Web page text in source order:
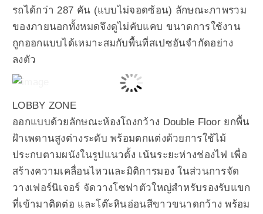
รถได้กว่า 287 คัน (แบบไม่จอดซ้อน) ลักษณะภาพรวม
ของภายนอกทั้งหมดจึงดูไม่คับแคบ ขนาดการใช้งาน
ถูกออกแบบได้เหมาะสมกับพื้นที่สเปซอันจำกัดอย่าง
ลงตัว
LOBBY ZONE
ออกแบบด้วยลักษณะห้องโถงกว้าง Double Floor ยกพื้น
ฝ้าเพดานสูงต่างระดับ พร้อมตกแต่งด้วยการใช้ไม้
ประกบตามผนังในรูปแนวตั้ง เน้นระยะห่างช่องไฟ เพื่อ
สร้างความเคลื่อนไหวและมิติการมอง ในส่วนการจัด
วางเฟอร์นิเจอร์ จัดวางโซฟาตัวใหญ่สำหรับรองรับแขก
ที่เข้ามาติดต่อ และโต๊ะหินอ่อนสีขาวขนาดกว้าง พร้อม